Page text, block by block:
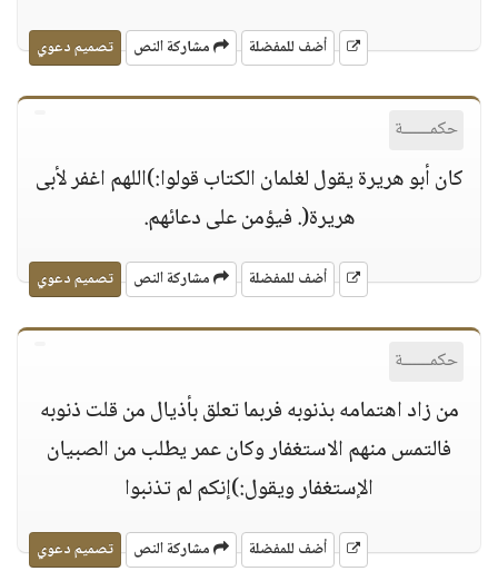
أضف للمفضلة مشاركة النص تصميم دعوي
حكمــــــة
كان أبو هريرة يقول لغلمان الكتاب قولوا:)اللهم اغفر لأبى
هريرة(. فيؤمن على دعائهم.
أضف للمفضلة مشاركة النص تصميم دعوي
حكمــــــة
من زاد اهتمامه بذنوبه فربما تعلق بأذيال من قلت ذنوبه
فالتمس منهم الاستغفار وكان عمر يطلب من الصبيان
الإستغفار ويقول:)إنكم لم تذنبوا
أضف للمفضلة مشاركة النص تصميم دعوي